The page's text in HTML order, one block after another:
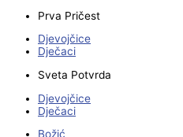
Prva Pričest
Djevojčice
Dječaci
Sveta Potvrda
Djevojčice
Dječaci
Božić